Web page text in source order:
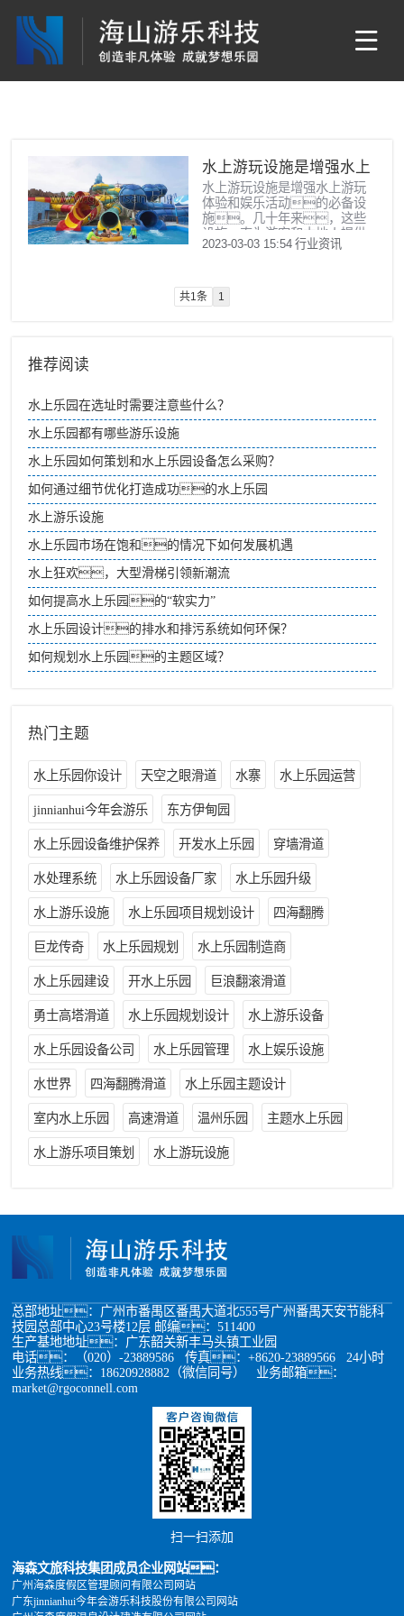
水上游玩设施是增强水上
游玩体验和娱乐活动
的必备设施
水上游玩设施是增强水上游玩
体验和娱乐活动的必备设
施。几十年来，这些
设施一直为游客和本地人提供
欢乐和乐趣，是一种非常
类：泳池、海滩和水
上乐园。
2023-03-03 15:54 行业资讯
共1条 1
推荐阅读
水上乐园在选址时需要注意些什么？
水上乐园都有哪些游乐设施
水上乐园如何策划和水上乐园设备怎么采购？
如何通过细节优化打造成功的水上乐园
水上游乐设施
水上乐园市场在饱和的情况下如何发展机遇
水上狂欢，大型滑梯引领新潮流
如何提高水上乐园的“软实力”
水上乐园设计的排水和排污系统如何环保？
如何规划水上乐园的主题区域？
热门主题
水上乐园你设计 天空之眼滑道 水寨 水上乐园运营
jinnianhui今年会游乐 东方伊甸园
水上乐园设备维护保养 开发水上乐园 穿墙滑道
水处理系统 水上乐园设备厂家 水上乐园升级
水上游乐设施 水上乐园项目规划设计 四海翻腾
巨龙传奇 水上乐园规划 水上乐园制造商
水上乐园建设 开水上乐园 巨浪翻滚滑道
勇士高塔滑道 水上乐园规划设计 水上游乐设备
水上乐园设备公司 水上乐园管理 水上娱乐设施
水世界 四海翻腾滑道 水上乐园主题设计
室内水上乐园 高速滑道 温州乐园 主题水上乐园
水上游乐项目策划 水上游玩设施
总部地址：广州市番禺区番禺大道北555号广州番禺天安节能科
技园总部中心23号楼12层 邮编：511400
生产基地地址：广东韶关新丰马头镇工业园
电话：（020）-23889586 传真：+8620-23889566 24小时
业务热线：18620928882（微信同号） 业务邮箱：
market@rgoconnell.com
扫一扫添加
海森文旅科技集团成员企业网站：
广州海森度假区管理顾问有限公司网站
广东jinnianhui今年会游乐科技股份有限公司网站